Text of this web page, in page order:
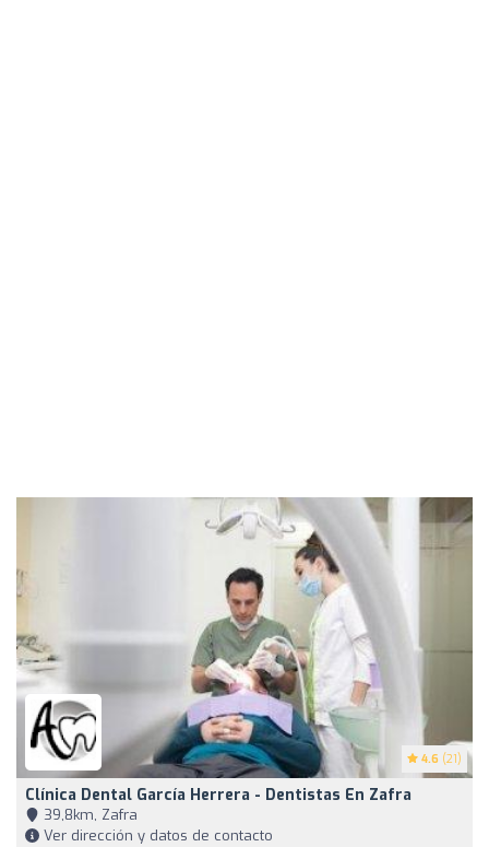
4.6 (21)
Clínica Dental García Herrera - Dentistas En Zafra
39,8km, Zafra
Ver dirección y datos de contacto